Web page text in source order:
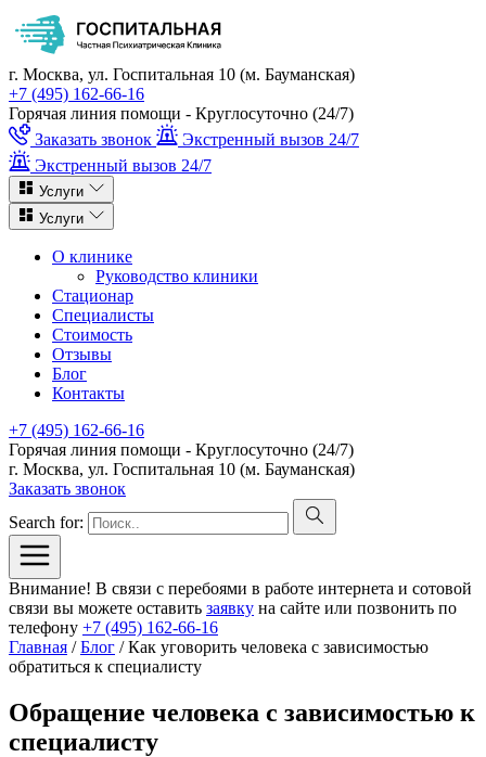
г. Москва, ул. Госпитальная 10 (м. Бауманская)
+7 (495) 162-66-16
Горячая линия помощи - Круглосуточно (24/7)
Заказать звонок
Экстренный вызов 24/7
Экстренный вызов 24/7
Услуги
Услуги
О клинике
Руководство клиники
Стационар
Специалисты
Стоимость
Отзывы
Блог
Контакты
+7 (495) 162-66-16
Горячая линия помощи - Круглосуточно (24/7)
г. Москва, ул. Госпитальная 10 (м. Бауманская)
Заказать звонок
Search for:
Внимание! В связи с перебоями в работе интернета и сотовой
связи вы можете оставить заявку на сайте или позвонить по
телефону +7 (495) 162-66-16
Главная /Блог /Как уговорить человека с зависимостью
обратиться к специалисту
Обращение человека с зависимостью к
специалисту